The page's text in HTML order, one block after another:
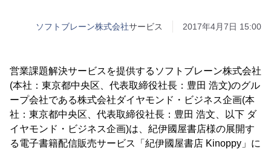
ソフトブレーン株式会社サービス 2017年4月7日 15:00
営業課題解決サービスを提供するソフトブレーン株式会社
(本社：東京都中央区、代表取締役社長：豊田 浩文)のグル
ープ会社である株式会社ダイヤモンド・ビジネス企画(本
社：東京都中央区、代表取締役社長：豊田 浩文、以下 ダ
イヤモンド・ビジネス企画)は、紀伊國屋書店様の展開す
る電子書籍配信販売サービス「紀伊國屋書店 Kinoppy」に